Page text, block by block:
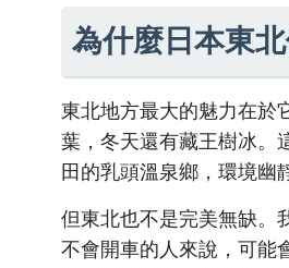
為什麼日本東
東北地方最大的魅力在於
葉，冬天還有藏王樹冰。
田的乳頭溫泉鄉，環境幽
但東北也不是完美無缺。
不會開車的人來說，可能